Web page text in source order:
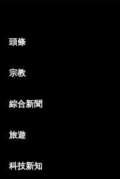
頭條
宗教
綜合新聞
旅遊
科技新知